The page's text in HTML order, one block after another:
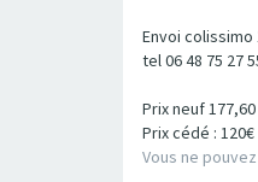
Envoi colissimo
tel 06 48 75 27
Prix neuf
Prix cédé : 120€
Vous ne